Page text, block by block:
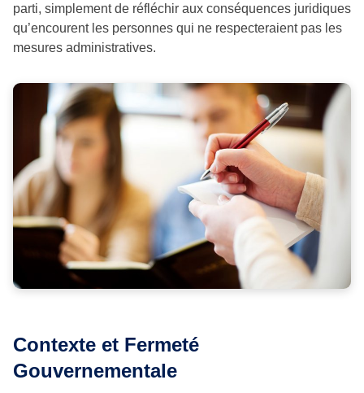
parti, simplement de réfléchir aux conséquences juridiques
qu’encourent les personnes qui ne respecteraient pas les
mesures administratives.
Contexte et Fermeté
Gouvernementale